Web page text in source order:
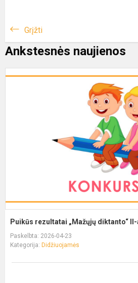
Grįžti
Ankstesnės naujienos
Puikūs rezultatai „Mažųjų diktanto“
Paskelbta: 2026-04-23
Kategorija: Didžiuojamės